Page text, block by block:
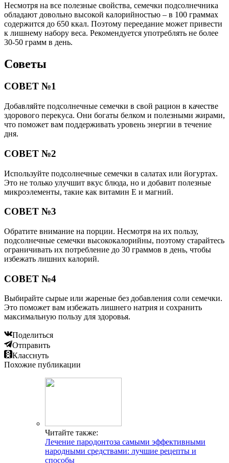
Несмотря на все полезные свойства, семечки подсолнечника
обладают довольно высокой калорийностью – в 100 граммах
содержится до 650 ккал. Поэтому переедание может привести
к лишнему набору веса. Рекомендуется употреблять не более
30-50 грамм в день.
Советы
СОВЕТ №1
Добавляйте подсолнечные семечки в свой рацион в качестве
здорового перекуса. Они богаты белком и полезными жирами,
что поможет вам поддерживать уровень энергии в течение
дня.
СОВЕТ №2
Используйте подсолнечные семечки в салатах или йогуртах.
Это не только улучшит вкус блюда, но и добавит полезные
микроэлементы, такие как витамин Е и магний.
СОВЕТ №3
Обратите внимание на порции. Несмотря на их пользу,
подсолнечные семечки высококалорийны, поэтому старайтесь
ограничивать их потребление до 30 граммов в день, чтобы
избежать лишних калорий.
СОВЕТ №4
Выбирайте сырые или жареные без добавления соли семечки.
Это поможет вам избежать лишнего натрия и сохранить
максимальную пользу для здоровья.
Поделиться
Отправить
Класснуть
Похожие публикации
Читайте также:
Лечение пародонтоза самыми эффективными
народными средствами: лучшие рецепты и
способы